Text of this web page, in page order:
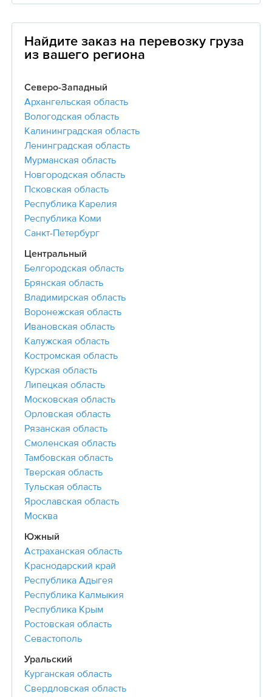
Найдите заказ на перевозку груза
из вашего региона
Северо-Западный
Архангельская область
Вологодская область
Калининградская область
Ленинградская область
Мурманская область
Новгородская область
Псковская область
Республика Карелия
Республика Коми
Санкт-Петербург
Центральный
Белгородская область
Брянская область
Владимирская область
Воронежская область
Ивановская область
Калужская область
Костромская область
Курская область
Липецкая область
Московская область
Орловская область
Рязанская область
Смоленская область
Тамбовская область
Тверская область
Тульская область
Ярославская область
Москва
Южный
Астраханская область
Краснодарский край
Республика Адыгея
Республика Калмыкия
Республика Крым
Ростовская область
Севастополь
Уральский
Курганская область
Свердловская область